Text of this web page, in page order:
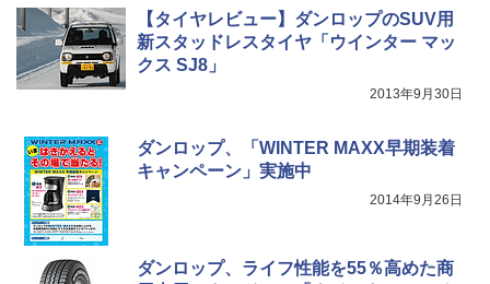
【タイヤレビュー】ダンロップのSUV用
新スタッドレスタイヤ「ウインター マッ
クス SJ8」
2013年9月30日
ダンロップ、「WINTER MAXX早期装着
キャンペーン」実施中
2014年9月26日
ダンロップ、ライフ性能を55％高めた商